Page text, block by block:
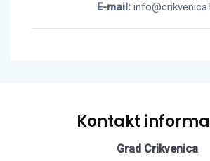
E-mail:
Kontakt
Grad Crikvenica